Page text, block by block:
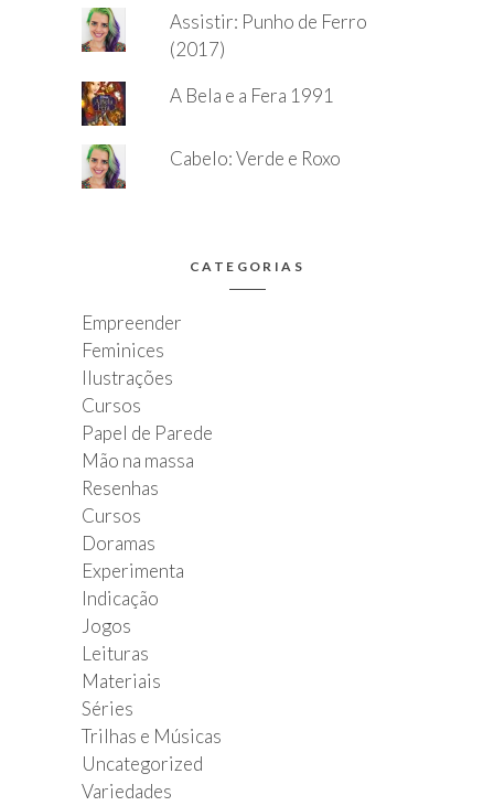
Assistir: Punho de Ferro
(2017)
A Bela e a Fera 1991
Cabelo: Verde e Roxo
CATEGORIAS
Empreender
Feminices
Ilustrações
Cursos
Papel de Parede
Mão na massa
Resenhas
Cursos
Doramas
Experimenta
Indicação
Jogos
Leituras
Materiais
Séries
Trilhas e Músicas
Uncategorized
Variedades